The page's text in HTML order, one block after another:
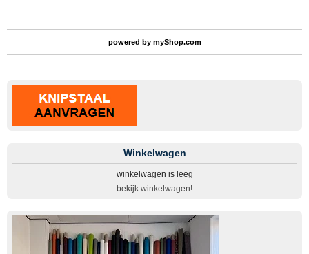
powered by myShop.com
Winkelwagen
winkelwagen is leeg
bekijk winkelwagen!